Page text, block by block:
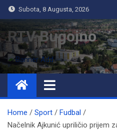
Subota, 8 Augusta, 2026
RTV Bugojno
Home Sport
Fudbal
Načelnik Ajkunić upriličio prijem